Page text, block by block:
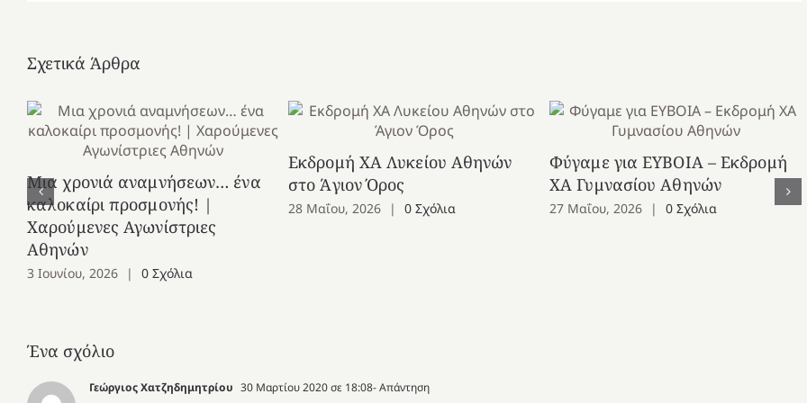
Σχετικά Άρθρα
Μια χρονιά αναμνήσεων… ένα
καλοκαίρι προσμονής! |
Χαρούμενες Αγωνίστριες
Αθηνών
3 Ιουνίου, 2026 | 0 Σχόλια
Εκδρομή ΧΑ Λυκείου Αθηνών
στο Άγιον Όρος
28 Μαΐου, 2026 | 0 Σχόλια
Φύγαμε για ΕΥΒΟΙΑ – Εκδρομή
ΧΑ Γυμνασίου Αθηνών
27 Μαΐου, 2026 | 0 Σχόλια
Ένα σχόλιο
Γεώργιος Χατζηδημητρίου 30 Μαρτίου 2020 σε 18:08- Απάντηση